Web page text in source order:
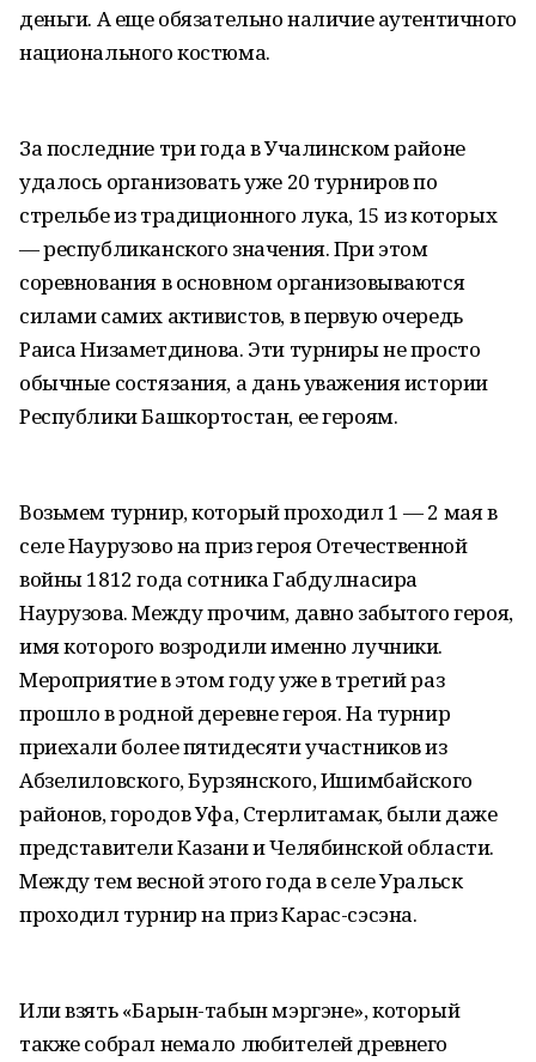
деньги. А еще обязательно наличие аутентичного
национального костюма.
За последние три года в Учалинском районе
удалось организовать уже 20 турниров по
стрельбе из традиционного лука, 15 из которых
— республиканского значения. При этом
соревнования в основном организовываются
силами самих активистов, в первую очередь
Раиса Низаметдинова. Эти турниры не просто
обычные состязания, а дань уважения истории
Республики Башкортостан, ее героям.
Возьмем турнир, который проходил 1 — 2 мая в
селе Наурузово на приз героя Отечественной
войны 1812 года сотника Габдулнасира
Наурузова. Между прочим, давно забытого героя,
имя которого возродили именно лучники.
Мероприятие в этом году уже в третий раз
прошло в родной деревне героя. На турнир
приехали более пятидесяти участников из
Абзелиловского, Бурзянского, Ишимбайского
районов, городов Уфа, Стерлитамак, были даже
представители Казани и Челябинской области.
Между тем весной этого года в селе Уральск
проходил турнир на приз Карас-сэсэна.
Или взять «Барын-табын мэргэне», который
также собрал немало любителей древнего